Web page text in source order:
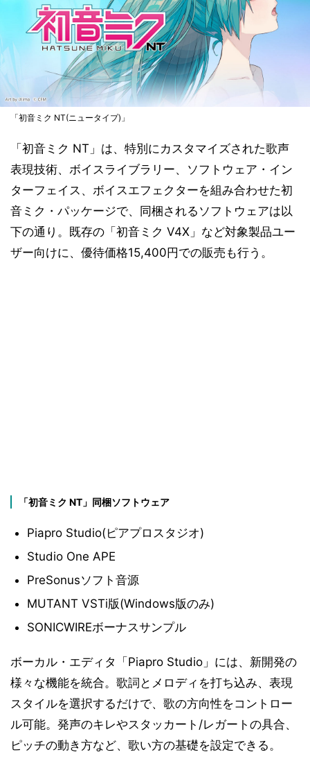
「初音ミク NT(ニュータイプ)」
「初音ミク NT」は、特別にカスタマイズされた歌声
表現技術、ボイスライブラリー、ソフトウェア・イン
ターフェイス、ボイスエフェクターを組み合わせた初
音ミク・パッケージで、同梱されるソフトウェアは以
下の通り。既存の「初音ミク V4X」など対象製品ユー
ザー向けに、優待価格15,400円での販売も行う。
「初音ミク NT」同梱ソフトウェア
Piapro Studio(ピアプロスタジオ)
Studio One APE
PreSonusソフト音源
MUTANT VSTi版(Windows版のみ)
SONICWIREボーナスサンプル
ボーカル・エディタ「Piapro Studio」には、新開発の
様々な機能を統合。歌詞とメロディを打ち込み、表現
スタイルを選択するだけで、歌の方向性をコントロー
ル可能。発声のキレやスタッカート/レガートの具合、
ピッチの動き方など、歌い方の基礎を設定できる。